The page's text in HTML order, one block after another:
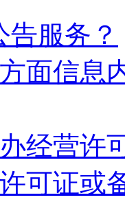
服务？
面信息
经营许
可证或